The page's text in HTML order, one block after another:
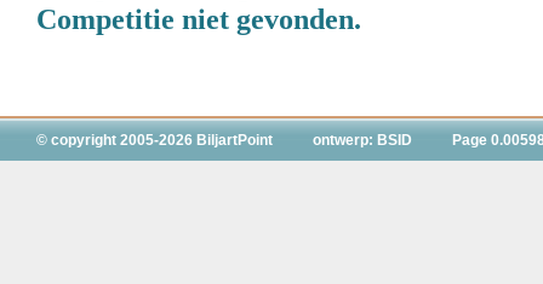
Competitie niet gevonden.
© copyright 2005-2026 BiljartPoint ontwerp: BSID Page